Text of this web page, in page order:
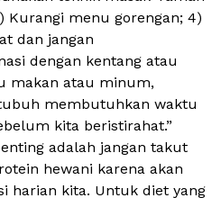
Kurangi menu gorengan; 4)
dan jangan
dengan kentang atau
makan atau minum,
membutuhkan waktu
kita beristirahat.”
adalah jangan takut
hewani karena akan
harian kita. Untuk diet yang